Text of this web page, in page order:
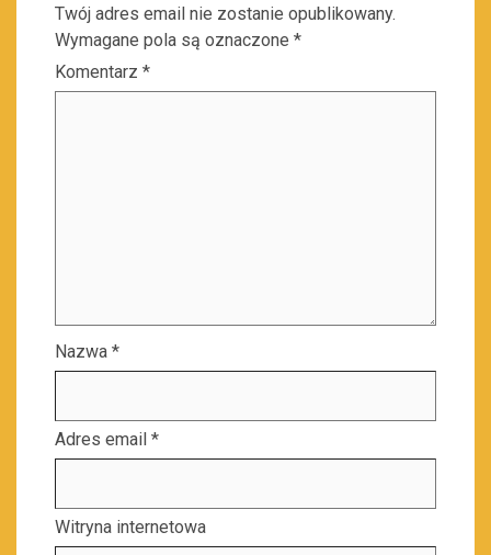
Twój adres email nie zostanie opublikowany.
Wymagane pola są oznaczone *
Komentarz *
Nazwa *
Adres email *
Witryna internetowa